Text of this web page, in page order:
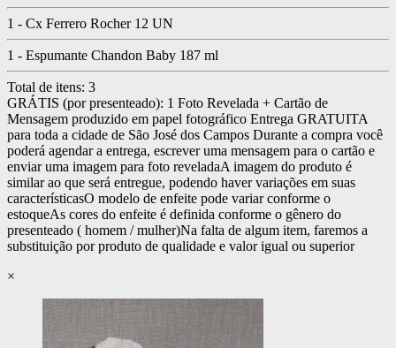
1 - Cx Ferrero Rocher 12 UN
1 - Espumante Chandon Baby 187 ml
Total de itens: 3
GRÁTIS (por presenteado): 1 Foto Revelada + Cartão de
Mensagem produzido em papel fotográfico Entrega GRATUITA
para toda a cidade de São José dos Campos Durante a compra você
poderá agendar a entrega, escrever uma mensagem para o cartão e
enviar uma imagem para foto reveladaA imagem do produto é
similar ao que será entregue, podendo haver variações em suas
característicasO modelo de enfeite pode variar conforme o
estoqueAs cores do enfeite é definida conforme o gênero do
presenteado ( homem / mulher)Na falta de algum item, faremos a
substituição por produto de qualidade e valor igual ou superior
×